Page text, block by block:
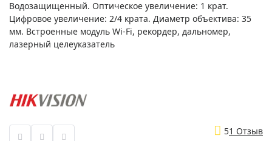
Водозащищенный. Оптическое увеличение: 1 крат.
Цифровое увеличение: 2/4 крата. Диаметр объектива: 35
мм. Встроенные модуль Wi-Fi, рекордер, дальномер,
лазерный целеуказатель
51 Отзыв